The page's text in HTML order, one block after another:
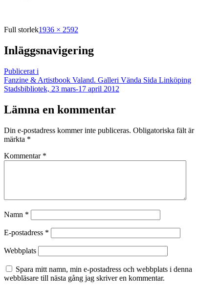
Full storlek1936 × 2592
Inläggsnavigering
Publicerat i
Fanzine & Artistbook Valand. Galleri Vända Sida Linköping
Stadsbibliotek, 23 mars-17 april 2012
Lämna en kommentar
Din e-postadress kommer inte publiceras. Obligatoriska fält är
märkta *
Kommentar *
Namn *
E-postadress *
Webbplats
Spara mitt namn, min e-postadress och webbplats i denna
webbläsare till nästa gång jag skriver en kommentar.